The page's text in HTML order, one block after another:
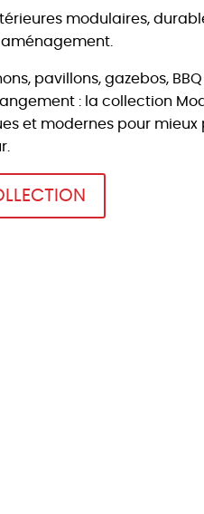
modulaires,
pavillons, gazebos,
: la collection
et modernes pour mieux